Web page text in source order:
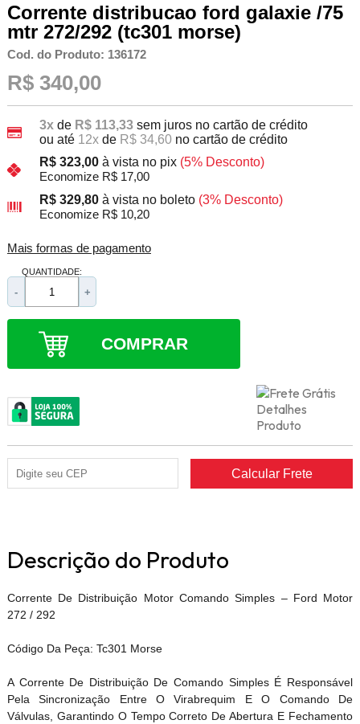
Corrente distribucao ford galaxie /75
mtr 272/292 (tc301 morse)
Cod. do Produto: 136172
R$ 340,00
3xde R$ 113,33 sem juros no cartão de crédito
ou até 12xde R$ 34,60no cartão de crédito
R$ 323,00 à vista no pix (5% Desconto)
Economize R$ 17,00
R$ 329,80 à vista no boleto (3% Desconto)
Economize R$ 10,20
Mais formas de pagamento
QUANTIDADE:
- +
COMPRAR
Descrição do Produto
Corrente De Distribuição Motor Comando Simples – Ford Motor
272 / 292
Código Da Peça: Tc301 Morse
A Corrente De Distribuição De Comando Simples É Responsável
Pela Sincronização Entre O Virabrequim E O Comando De
Válvulas, Garantindo O Tempo Correto De Abertura E Fechamento